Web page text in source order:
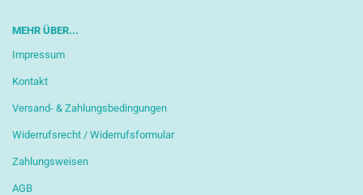
MEHR ÜBER...
Impressum
Kontakt
Versand- & Zahlungsbedingungen
Widerrufsrecht / Widerrufsformular
Zahlungsweisen
AGB